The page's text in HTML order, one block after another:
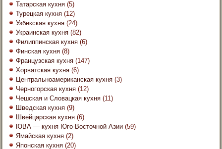
Татарская кухня (5)
Турецкая кухня (12)
Узбекская кухня (24)
Украинская кухня (82)
Филиппинская кухня (6)
Финская кухня (8)
Французская кухня (147)
Хорватская кухня (6)
Центральноамериканская кухня (3)
Черногорская кухня (12)
Чешская и Словацкая кухня (11)
Шведская кухня (9)
Швейцарская кухня (6)
ЮВА — кухня Юго-Восточной Азии (59)
Ямайская кухня (2)
Японская кухня (20)